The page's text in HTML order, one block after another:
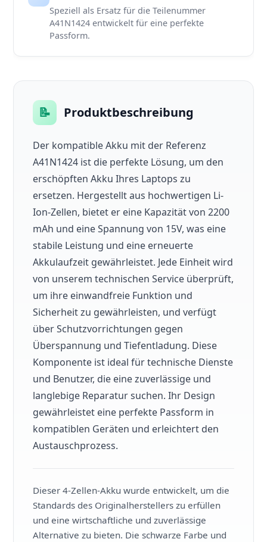
Speziell als Ersatz für die Teilenummer
A41N1424 entwickelt für eine perfekte
Passform.
📝 Produktbeschreibung
Der kompatible Akku mit der Referenz
A41N1424 ist die perfekte Lösung, um den
erschöpften Akku Ihres Laptops zu
ersetzen. Hergestellt aus hochwertigen Li-
Ion-Zellen, bietet er eine Kapazität von 2200
mAh und eine Spannung von 15V, was eine
stabile Leistung und eine erneuerte
Akkulaufzeit gewährleistet. Jede Einheit wird
von unserem technischen Service überprüft,
um ihre einwandfreie Funktion und
Sicherheit zu gewährleisten, und verfügt
über Schutzvorrichtungen gegen
Überspannung und Tiefentladung. Diese
Komponente ist ideal für technische Dienste
und Benutzer, die eine zuverlässige und
langlebige Reparatur suchen. Ihr Design
gewährleistet eine perfekte Passform in
kompatiblen Geräten und erleichtert den
Austauschprozess.
Dieser 4-Zellen-Akku wurde entwickelt, um die
Standards des Originalherstellers zu erfüllen
und eine wirtschaftliche und zuverlässige
Alternative zu bieten. Die schwarze Farbe und